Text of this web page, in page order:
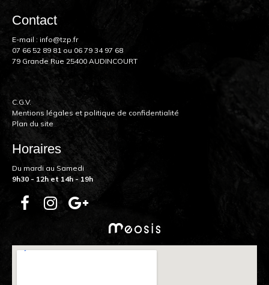
Contact
E-mail : info@tzp.fr
07 66 52 89 81 ou 06 79 34 97 68
79 Grande Rue 25400 AUDINCOURT
C.G.V.
Mentions légales et politique de confidentialité
Plan du site
Horaires
Du mardi au Samedi
9h30 - 12h et 14h - 19h